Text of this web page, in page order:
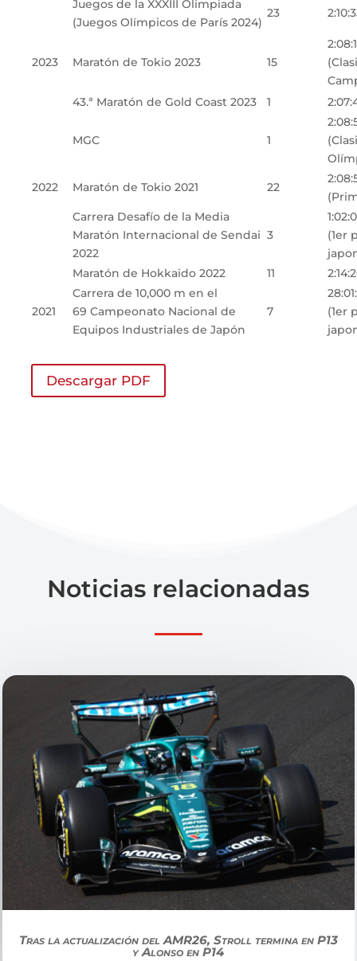
Juegos de la XXXIII Olimpiada
(Juegos Olímpicos de París 2024)
23
2023 Maratón de Tokio 2023 15
43.ª Maratón de Gold Coast 2023
1
MGC 1
2022
Maratón de Tokio 2021 22
Carrera Desafío de la Media
Maratón Internacional de Sendai
2022
3
(1er
Maratón de Hokkaido 2022
11
2021
Carrera de 10,000 m en el
69 Campeonato Nacional de
Equipos Industriales de Japón
7
(1er
Descargar PDF
Noticias relacionadas
Tras la actualización del AMR26, Stroll termina en P13
y Alonso en P14